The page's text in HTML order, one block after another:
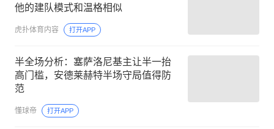
他的建队模式和温格相似
虎扑体育内容 打开APP
半全场分析：塞萨洛尼基主让半一抬
高门槛，安德莱赫特半场守局值得防
范
懂球帝 打开APP